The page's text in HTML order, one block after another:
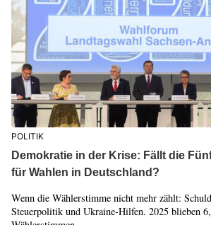
POLITIK
Demokratie in der Krise: Fällt die
für Wahlen in Deutschland?
Wenn die Wählerstimme nicht mehr zählt:
Steuerpolitik und Ukraine-Hilfen. 2025 blieben